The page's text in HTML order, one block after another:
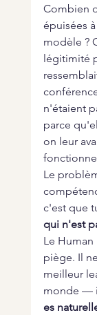
Combien
épuisées
modèle ?
légitimité
n'étaient
parce
on leur
Le
c'est que
qui n'est
Le
piège. Il
meilleur
monde —
es